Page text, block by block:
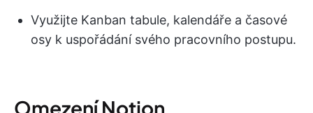
Využijte Kanban tabule, kalendáře a časové
osy k uspořádání svého pracovního postupu.
Omezení Notion